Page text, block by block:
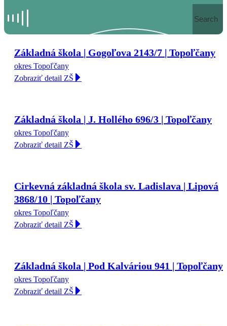
Search
Základná škola | Gogoľova 2143/7 | Topoľčany
okres Topoľčany
Zobraziť detail ZŠ
Základná škola | J. Hollého 696/3 | Topoľčany
okres Topoľčany
Zobraziť detail ZŠ
Cirkevná základná škola sv. Ladislava | Lipová
3868/10 | Topoľčany
okres Topoľčany
Zobraziť detail ZŠ
Základná škola | Pod Kalváriou 941 | Topoľčany
okres Topoľčany
Zobraziť detail ZŠ